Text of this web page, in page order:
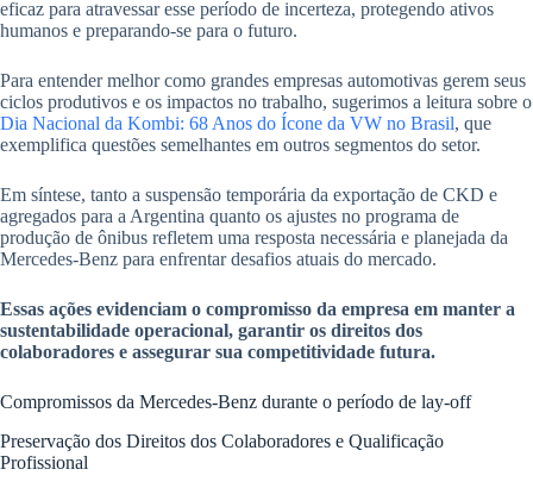
eficaz para atravessar esse período de incerteza, protegendo ativos
humanos e preparando-se para o futuro.
Para entender melhor como grandes empresas automotivas gerem seus
ciclos produtivos e os impactos no trabalho, sugerimos a leitura sobre o
Dia Nacional da Kombi: 68 Anos do Ícone da VW no Brasil, que
exemplifica questões semelhantes em outros segmentos do setor.
Em síntese, tanto a suspensão temporária da exportação de CKD e
agregados para a Argentina quanto os ajustes no programa de
produção de ônibus refletem uma resposta necessária e planejada da
Mercedes-Benz para enfrentar desafios atuais do mercado.
Essas ações evidenciam o compromisso da empresa em manter a
sustentabilidade operacional, garantir os direitos dos
colaboradores e assegurar sua competitividade futura.
Compromissos da Mercedes-Benz durante o período de lay-off
Preservação dos Direitos dos Colaboradores e Qualificação
Profissional